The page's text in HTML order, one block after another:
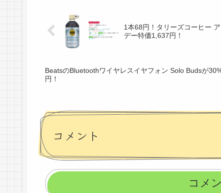
1本68円！タリーズコーヒー
デー特価1,637円！
BeatsのBluetoothワイヤレスイヤフォン Solo Budsが
円！
コメント
コメ